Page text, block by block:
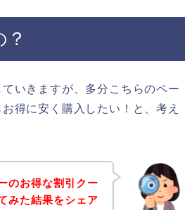
いきますが、多分こちらのペー
得に安く購入したい！と、考え
のお得な割引クー
みた結果をシェア